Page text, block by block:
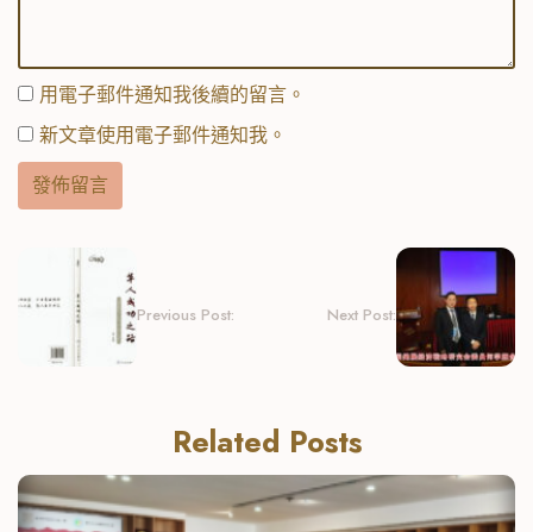
用電子郵件通知我後續的留言。
新文章使用電子郵件通知我。
Previous Post: Next Post:
Related Posts